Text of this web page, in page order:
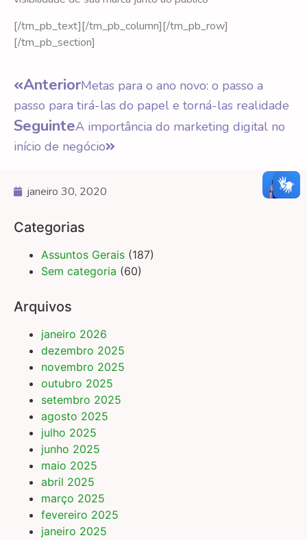
[/tm_pb_text][/tm_pb_column][/tm_pb_row]
[/tm_pb_section]
AnteriorMetas para o ano novo: o passo a
passo para tirá-las do papel e torná-las realidade
SeguinteA importância do marketing digital no
início de negócio
janeiro 30, 2020
Categorias
Assuntos Gerais (187)
Sem categoria (60)
Arquivos
janeiro 2026
dezembro 2025
novembro 2025
outubro 2025
setembro 2025
agosto 2025
julho 2025
junho 2025
maio 2025
abril 2025
março 2025
fevereiro 2025
janeiro 2025